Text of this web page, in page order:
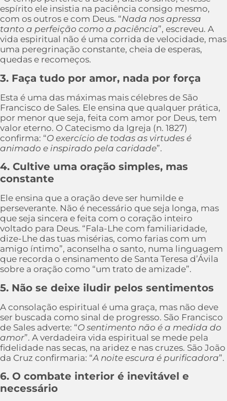
espírito ele insistia na paciência consigo mesmo,
com os outros e com Deus. “Nada nos apressa
tanto a perfeição como a paciência”, escreveu. A
vida espiritual não é uma corrida de velocidade, mas
uma peregrinação constante, cheia de esperas,
quedas e recomeços.
3. Faça tudo por amor, nada por força
Esta é uma das máximas mais célebres de São
Francisco de Sales. Ele ensina que qualquer prática,
por menor que seja, feita com amor por Deus, tem
valor eterno. O Catecismo da Igreja (n. 1827)
confirma: “O exercício de todas as virtudes é
animado e inspirado pela caridade”.
4. Cultive uma oração simples, mas
constante
Ele ensina que a oração deve ser humilde e
perseverante. Não é necessário que seja longa, mas
que seja sincera e feita com o coração inteiro
voltado para Deus. “Fala-Lhe com familiaridade,
dize-Lhe das tuas misérias, como farias com um
amigo íntimo”, aconselha o santo, numa linguagem
que recorda o ensinamento de Santa Teresa d’Ávila
sobre a oração como “um trato de amizade”.
5. Não se deixe iludir pelos sentimentos
A consolação espiritual é uma graça, mas não deve
ser buscada como sinal de progresso. São Francisco
de Sales adverte: “O sentimento não é a medida do
amor”. A verdadeira vida espiritual se mede pela
fidelidade nas secas, na aridez e nas cruzes. São João
da Cruz confirmaria: “A noite escura é purificadora”.
6. O combate interior é inevitável e
necessário